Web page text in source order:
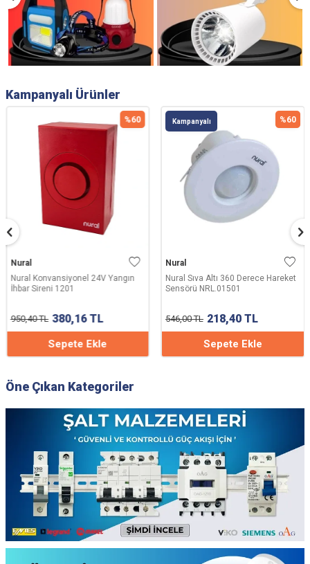
Kampanyalı Ürünler
%60
Nural
Nural Konvansiyonel 24V Yangın
İhbar Sireni 1201
950,40TL 380,16TL
Sepete Ekle
%60
Kampanyalı
Nural
Nural Sıva Altı 360 Derece Hareket
Sensörü NRL.01501
546,00TL 218,40TL
Sepete Ekle
Öne Çıkan Kategoriler